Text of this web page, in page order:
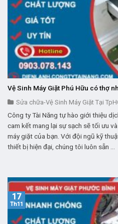
Vệ Sinh Máy Giặt Phú Hữu có thợ
Sửa chữa-Vệ Sinh Máy Giặt Tại
Công ty Tài Năng tự hào giới thiệu
cam kết mang lại sự sạch sẽ tối ưu
máy giặt của bạn. Với đội ngũ kỹ
thiết bị hiện đại, chúng tôi luôn sẵn ...
17
Th11